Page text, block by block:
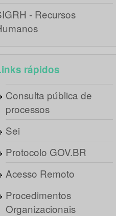
- Recursos
rápidos
Consulta pública de
processos
Sei
Protocolo GOV.BR
Acesso Remoto
Procedimentos
Organizacionais